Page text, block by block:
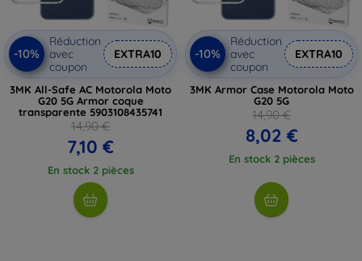
-10%
Réduction
avec
coupon
EXTRA10
3MK All-Safe AC Motorola Moto
G20 5G Armor coque
transparente 5903108435741
14,90 €
7,10 €
En stock 2 pièces
-10%
Réduction
avec
coupon
EXTRA10
3MK Armor Case Motorola Moto
G20 5G
14,90 €
8,02 €
En stock 2 pièces